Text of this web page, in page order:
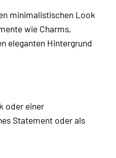
minimalistischen Look
wie Charms,
eleganten Hintergrund
oder einer
Statement oder als